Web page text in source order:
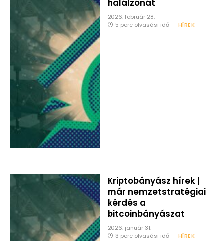
halálzónát
2026. február 28.
5 perc olvasási idő
HÍREK
Kriptobányász hírek |
már nemzetstratégiai
kérdés a
bitcoinbányászat
2026. január 31.
3 perc olvasási idő
HÍREK